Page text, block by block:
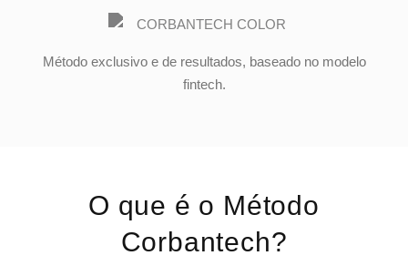
Método exclusivo e de resultados, baseado no modelo
fintech.
O que é o Método
Corbantech?